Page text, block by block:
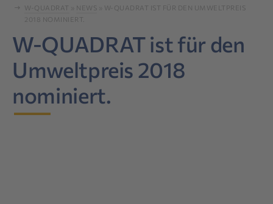
W-QUADRAT NEWS
W-QUADRAT IST FÜR DEN UMWELTPREIS
2018 NOMINIERT.
W-QUADRAT ist für den
Umweltpreis 2018
nominiert.